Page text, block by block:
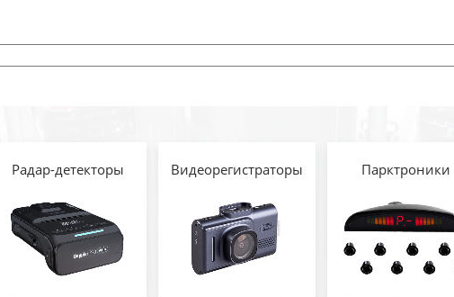
Радар-детекторы Видеорегистраторы Парктроники